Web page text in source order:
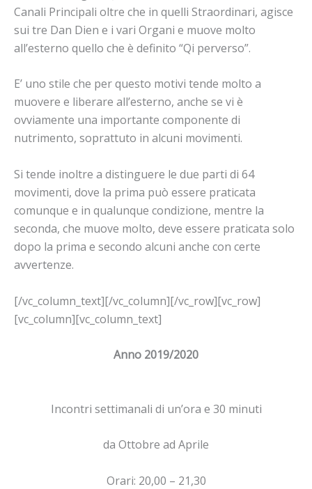
Canali Principali oltre che in quelli Straordinari, agisce
sui tre Dan Dien e i vari Organi e muove molto
all’esterno quello che è definito “Qi perverso”.
E’ uno stile che per questo motivi tende molto a
muovere e liberare all’esterno, anche se vi è
ovviamente una importante componente di
nutrimento, soprattuto in alcuni movimenti.
Si tende inoltre a distinguere le due parti di 64
movimenti, dove la prima può essere praticata
comunque e in qualunque condizione, mentre la
seconda, che muove molto, deve essere praticata solo
dopo la prima e secondo alcuni anche con certe
avvertenze.
[/vc_column_text][/vc_column][/vc_row][vc_row]
[vc_column][vc_column_text]
Anno 2019/2020
Incontri settimanali di un’ora e 30 minuti
da Ottobre ad Aprile
Orari: 20,00 – 21,30